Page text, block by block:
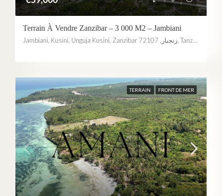
Terrain À Vendre Zanzibar – 3 000 M2 – Jambiani
Jambiani, Kusini, Unguja Kusini, Zanzibar زنجبار, 72107, Tanzania
TERRAIN FRONT DE MER
m²
A new opportunity in Zanzibar
beach. Discover the project details or speak directly with an
Amani agent.
LEARN MORE
SPEAK TO AN AGENT
NOT INTERESTED